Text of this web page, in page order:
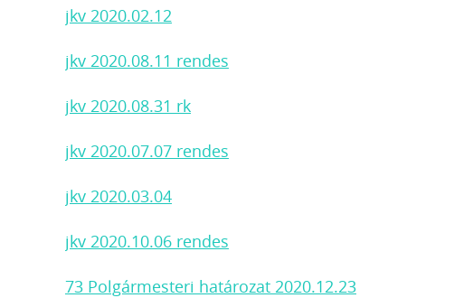
jkv 2020.02.12
jkv 2020.08.11 rendes
jkv 2020.08.31 rk
jkv 2020.07.07 rendes
jkv 2020.03.04
jkv 2020.10.06 rendes
73 Polgármesteri határozat 2020.12.23